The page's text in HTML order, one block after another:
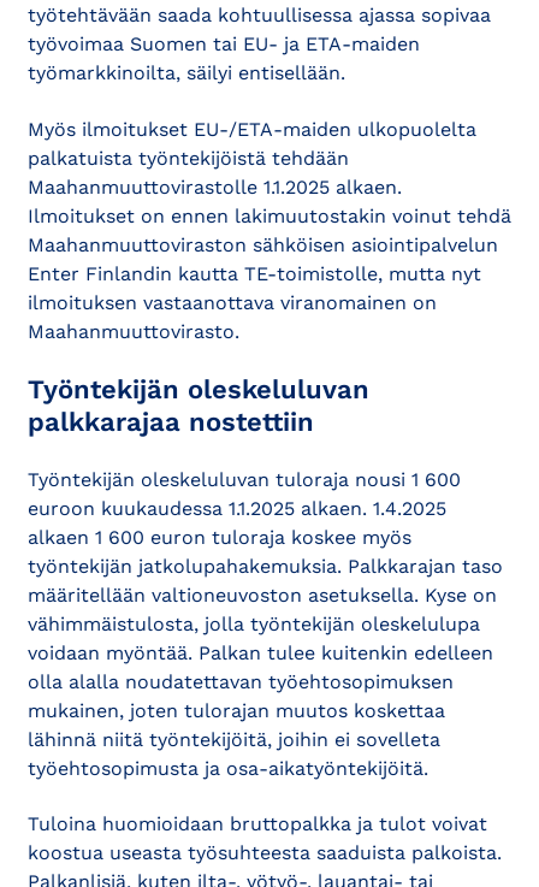
työtehtävään saada kohtuullisessa ajassa sopivaa
työvoimaa Suomen tai EU- ja ETA-maiden
työmarkkinoilta, säilyi entisellään.
Myös ilmoitukset EU-/ETA-maiden ulkopuolelta
palkatuista työntekijöistä tehdään
Maahanmuuttovirastolle 1.1.2025 alkaen.
Ilmoitukset on ennen lakimuutostakin voinut tehdä
Maahanmuuttoviraston sähköisen asiointipalvelun
Enter Finlandin kautta TE-toimistolle, mutta nyt
ilmoituksen vastaanottava viranomainen on
Maahanmuuttovirasto.
Työntekijän oleskeluluvan
palkkarajaa nostettiin
Työntekijän oleskeluluvan tuloraja nousi 1 600
euroon kuukaudessa 1.1.2025 alkaen. 1.4.2025
alkaen 1 600 euron tuloraja koskee myös
työntekijän jatkolupahakemuksia. Palkkarajan taso
määritellään valtioneuvoston asetuksella. Kyse on
vähimmäistulosta, jolla työntekijän oleskelulupa
voidaan myöntää. Palkan tulee kuitenkin edelleen
olla alalla noudatettavan työehtosopimuksen
mukainen, joten tulorajan muutos koskettaa
lähinnä niitä työntekijöitä, joihin ei sovelleta
työehtosopimusta ja osa-aikatyöntekijöitä.
Tuloina huomioidaan bruttopalkka ja tulot voivat
koostua useasta työsuhteesta saaduista palkoista.
Palkanlisiä, kuten ilta-, yötyö-, lauantai- tai